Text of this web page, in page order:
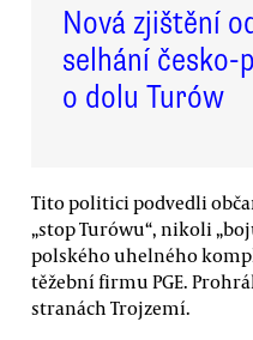
Nová zjištění
selhání česko-
o dolu Turów
Tito politici podvedli
„stop Turówu“, nikoli
polského uhelného
těžební firmu PGE.
stranách Trojzemí.